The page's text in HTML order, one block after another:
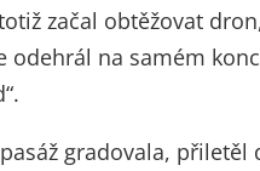
začal obtěžovat
odehrál na samém
gradovala,